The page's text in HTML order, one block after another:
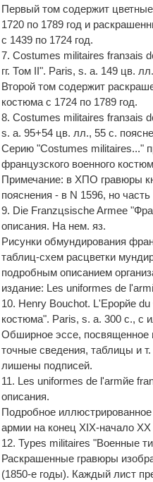
Первый том содержит
1720 по 1789 год и
с 1439 по 1724 год.
7. Costumes militaires franзais
гг. Том II". Paris, s. a. 149 цв.
Второй том содержит
костюма с 1724 по 1789 год.
8. Costumes militaires franзais
s. a. 95+54 цв. лл., 55 с.
Серию "Costumes militaires..."
французского военного
Примечание: в ХПО гравюры
пояснения - в N 1596, но
9. Die Franzцsische Armee
описания. На нем. яз.
Рисунки обмундирования
таблиц-схем расцветки
подробным описанием
издание: Les uniformes de
10. Henry Bouchot. L'Epopйe
костюма". Paris, s. a. 300 с., с
Обширное эссе, посвященное
точные сведения, таблицы и
лишены подписей.
11. Les uniformes de l'armйe
описания.
Подробное
армии на конец XIX-начало XX
12. Types militaires "Военные
Раскрашенные гравюры
(1850-е годы). Каждый лист